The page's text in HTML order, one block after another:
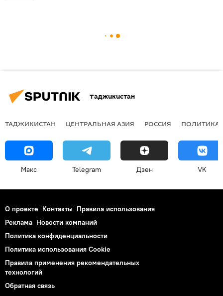
Таджикистан
ТАДЖИКИСТАН ЦЕНТРАЛЬНАЯ АЗИЯ РОССИЯ ПОЛИТИКА
Макс Telegram Дзен VK
О проекте Контакты Правила использования
Реклама Новости компаний
Политика конфиденциальности
Политика использования Cookie
Правила применения рекомендательных
технологий
Обратная связь